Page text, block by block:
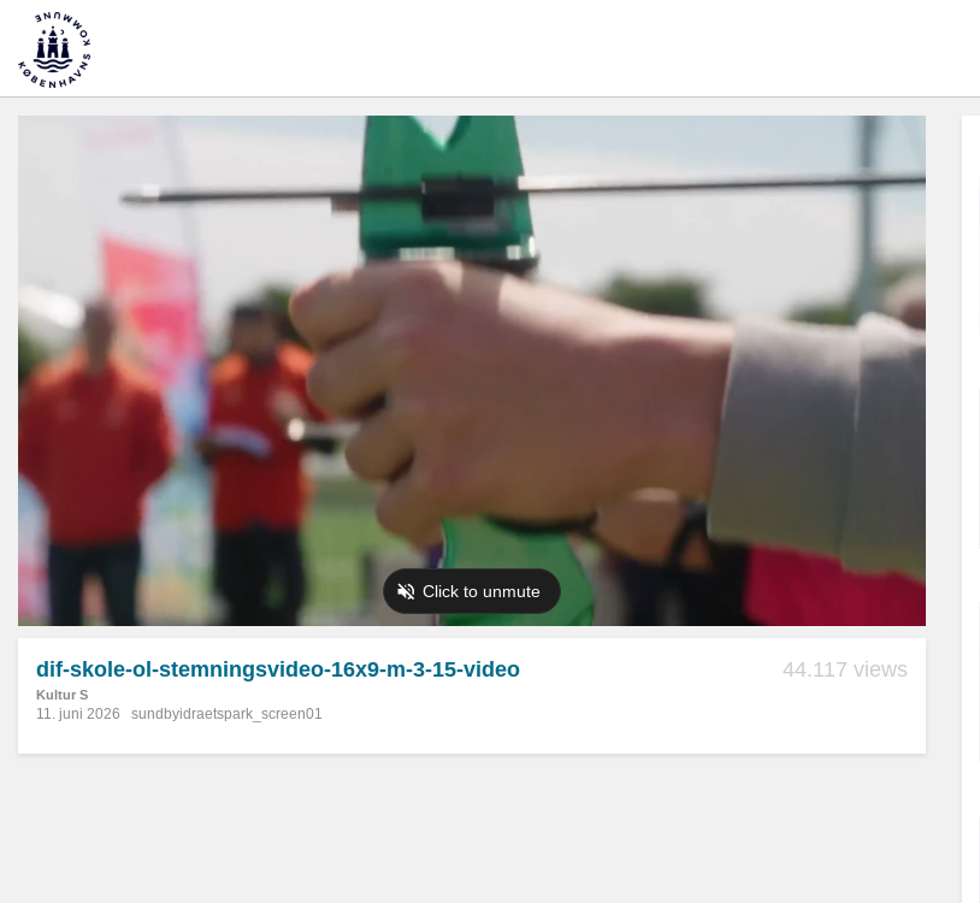
dif-skole-ol-stemningsvideo-16x9-m-3-15-video
Kultur S
44.117 views
11. juni 2026 sundbyidraetspark_screen01